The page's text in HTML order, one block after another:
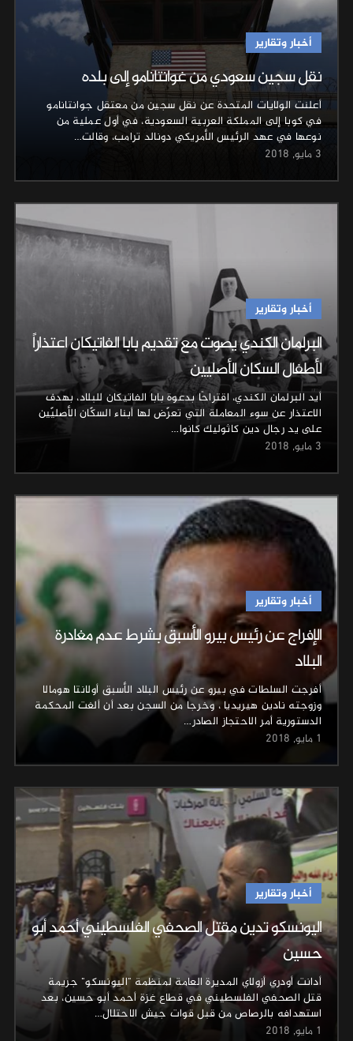
أخبار وتقارير
نقل سجين سعودي من غوانتانامو إلى بلده
أعلنت الولايات المتحدة عن نقل سجين من معتقل جوانتانامو
في كوبا إلى المملكة العربية السعودية، في أول عملية من
نوعها في عهد الرئيس الأمريكي دونالد ترامب، وقالت…
3 مايو, 2018
أخبار وتقارير
البرلمان الكندي يصوت مع تقديم بابا الفاتيكان اعتذاراً
لأطفال السكان الأصليين
أيد البرلمان الكندي، اقتراحًا بدعوة بابا الفاتيكان للبلاد، بهدف
الاعتذار عن سوء المعاملة التي تعرّض لها أبناء السكّان الأصليّين
على يد رجال دين كاثوليك كانوا…
3 مايو, 2018
أخبار وتقارير
الإفراج عن رئيس بيرو الأسبق بشرط عدم مغادرة
البلاد
أفرجت السلطات في بيرو عن رئيس البلاد الأسبق أولانتا هومالا
وزوجته نادين هيريديا ، وخرجا من السجن بعد أن ألغت المحكمة
الدستورية أمر الاحتجاز الصادر…
1 مايو, 2018
أخبار وتقارير
اليونسكو تدين مقتل الصحفي الفلسطيني أحمد أبو
حسين
أدانت أودري أزولاي المديرة العامة لمنظمة "اليونسكو" جريمة
قتل الصحفي الفلسطيني في قطاع غزة أحمد أبو حسين، بعد
استهدافه بالرصاص من قبل قوات جيش الاحتلال…
1 مايو, 2018